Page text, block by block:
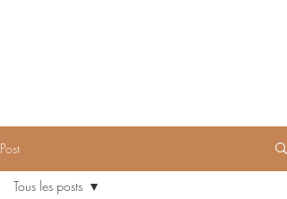
Post
Tous les posts